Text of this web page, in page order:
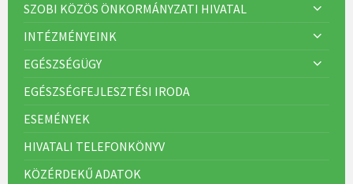
SZOBI KÖZÖS ÖNKORMÁNYZATI HIVATAL
INTÉZMÉNYEINK
EGÉSZSÉGÜGY
EGÉSZSÉGFEJLESZTÉSI IRODA
ESEMÉNYEK
HIVATALI TELEFONKÖNYV
KÖZÉRDEKŰ ADATOK